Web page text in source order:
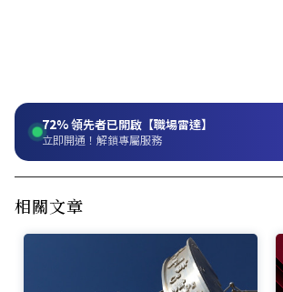
72%領先者已開啟【職場雷達】
立即開通！解鎖專屬服務
相關文章